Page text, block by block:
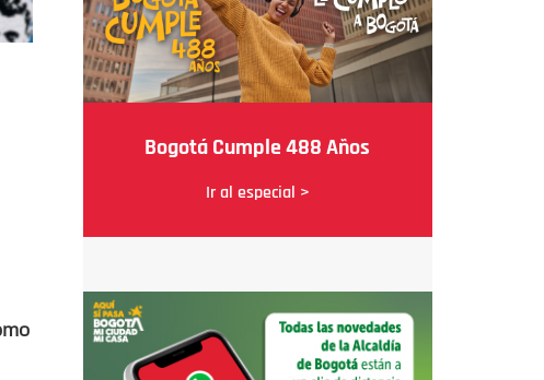
Bogotá Cumple 488 Años
Ir al especial >